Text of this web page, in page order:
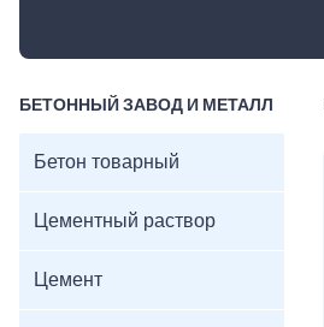
БЕТОННЫЙ ЗАВОД И МЕТАЛЛ
Бетон товарный
Цементный раствор
Цемент